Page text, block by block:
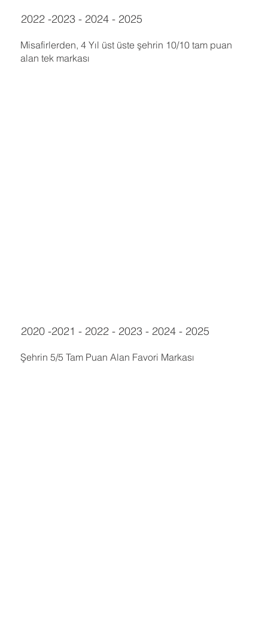
Misafirlerden, 4 Yıl üst üste şehrin 10/10 tam puan
alan tek markası
2022 -2023 - 2024 - 2025
Şehrin 5/5 Tam Puan Alan Favori Markası
2020 -2021 - 2022 - 2023 - 2024 - 2025